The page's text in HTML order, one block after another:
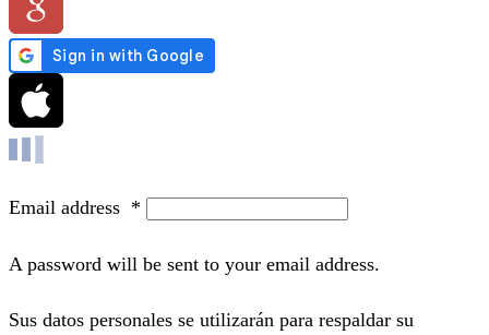
Email address *
A password will be sent to your email address.
Sus datos personales se utilizarán para respaldar su